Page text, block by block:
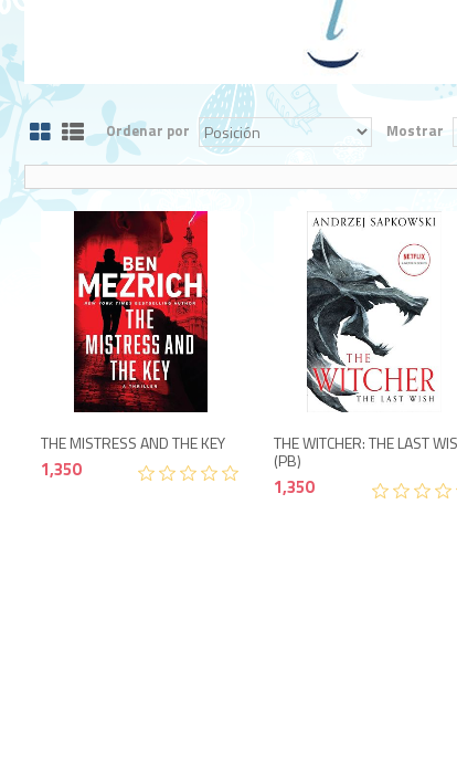
Ordenar por Mostrar
1,350
THE MISTRESS AND THE KEY
1,350
THE WITCHER: THE LAST
(PB)
1,350